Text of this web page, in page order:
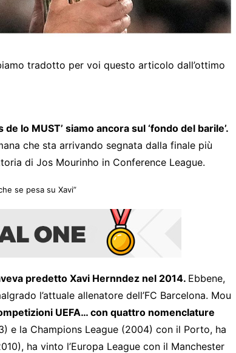
tradotto per voi questo articolo dall’ottimo
lo MUST’ siamo ancora sul ‘fondo del barile’.
che sta arrivando segnata dalla finale più
di Jos Mourinho in Conference League.
se pesa su Xavi”
predetto Xavi Hernndez nel 2014. Ebbene,
l’attuale allenatore dell’FC Barcelona. Mou
UEFA… con quattro nomenclature
e la Champions League (2004) con il Porto, ha
ha vinto l’Europa League con il Manchester